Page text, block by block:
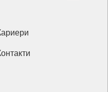
Кариери
Контакти